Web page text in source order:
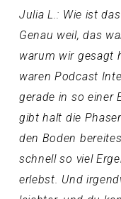
Julia L.: Wie ist
Genau weil, das
warum wir gesagt
waren Podcast
gerade in so einer
gibt halt die
den Boden
schnell so viel
erlebst. Und